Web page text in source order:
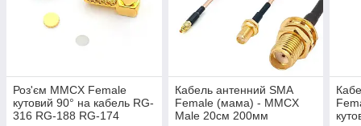
Роз'єм MMCX Female
кутовий 90° на кабель RG-
316 RG-188 RG-174
Кабель антенний SMA
Female (мама) - MMCX
Male 20см 200мм